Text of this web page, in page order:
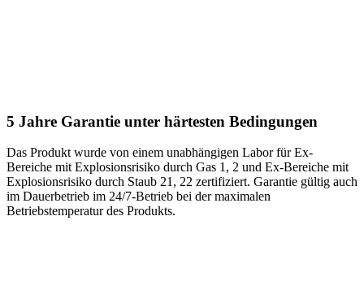
5 Jahre Garantie unter härtesten Bedingungen
Das Produkt wurde von einem unabhängigen Labor für Ex-
Bereiche mit Explosionsrisiko durch Gas 1, 2 und Ex-Bereiche mit
Explosionsrisiko durch Staub 21, 22 zertifiziert. Garantie gültig auch
im Dauerbetrieb im 24/7-Betrieb bei der maximalen
Betriebstemperatur des Produkts.